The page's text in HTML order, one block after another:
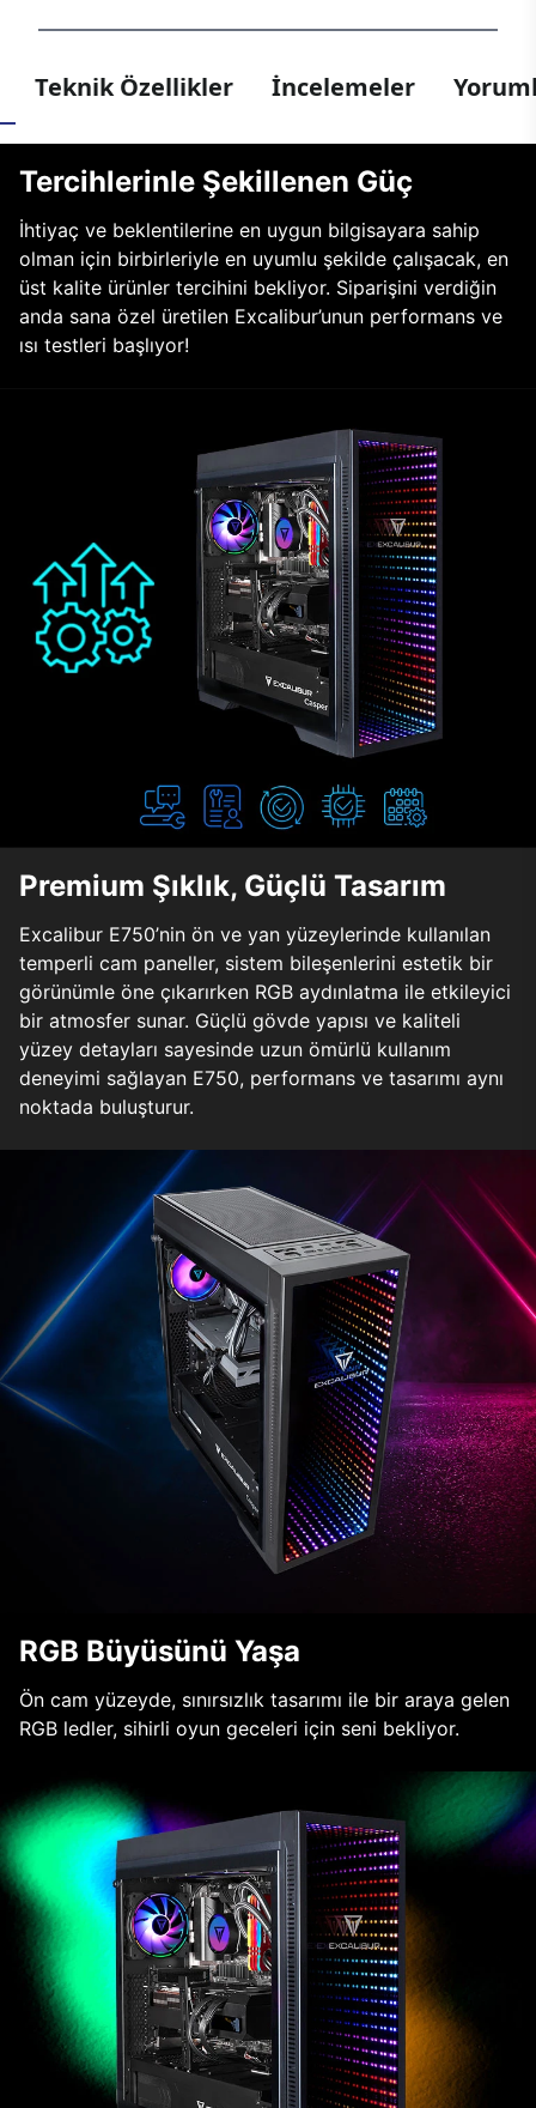
Teknik Özellikler İncelemeler
Tercihlerinle Şekillenen Güç
İhtiyaç ve beklentilerine en uygun bilgisayara sahip
olman için birbirleriyle en uyumlu şekilde çalışacak, en
üst kalite ürünler tercihini bekliyor. Siparişini verdiğin
anda sana özel üretilen Excalibur’unun performans ve
ısı testleri başlıyor!
Premium Şıklık, Güçlü Tasarım
Excalibur E750’nin ön ve yan yüzeylerinde kullanılan
temperli cam paneller, sistem bileşenlerini estetik bir
görünümle öne çıkarırken RGB aydınlatma ile etkileyici
bir atmosfer sunar. Güçlü gövde yapısı ve kaliteli
yüzey detayları sayesinde uzun ömürlü kullanım
deneyimi sağlayan E750, performans ve tasarımı aynı
noktada buluşturur.
RGB Büyüsünü Yaşa
Ön cam yüzeyde, sınırsızlık tasarımı ile bir araya gelen
RGB ledler, sihirli oyun geceleri için seni bekliyor.